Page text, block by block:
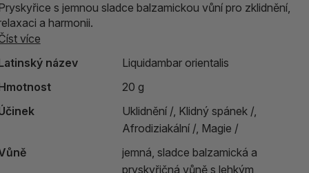
lucerny
s jemnou sladce balzamickou vůní pro zklidnění,
a harmonii.
více
název
Liquidambar orientalis
20 g
Uklidnění /, Klidný spánek /,
Afrodiziakální /, Magie /
jemná, sladce balzamická a
pryskyřičná vůně s lehkým